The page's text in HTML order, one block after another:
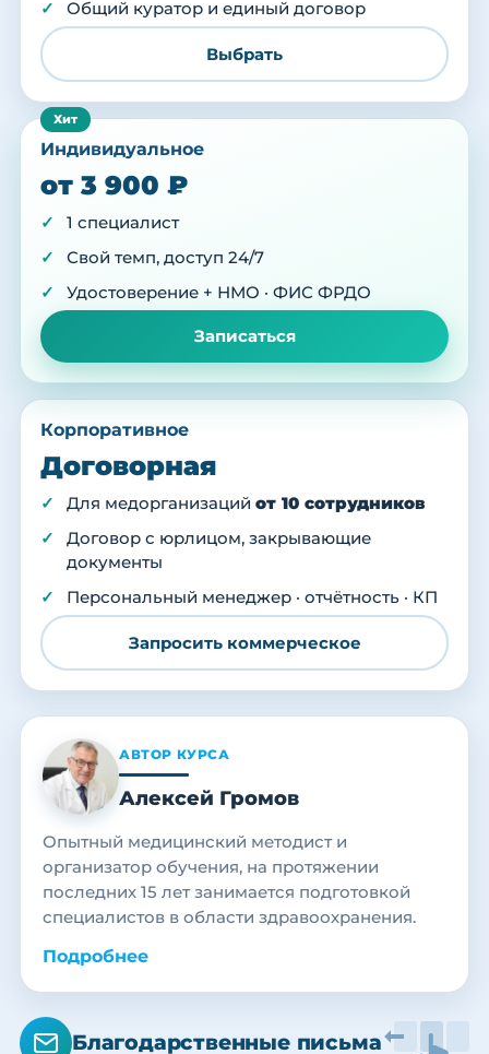
Общий куратор и единый договор
Выбрать
Индивидуальное
от 3 900 ₽
1 специалист
Свой темп, доступ 24/7
Удостоверение + НМО · ФИС ФРДО
Записаться
Корпоративное
Договорная
Для медорганизаций от 10 сотрудников
Договор с юрлицом, закрывающие
документы
Персональный менеджер · отчётность · КП
Запросить коммерческое
АВТОР КУРСА
Алексей Громов
Опытный медицинский методист и
организатор обучения, на протяжении
последних 15 лет занимается подготовкой
специалистов в области здравоохранения.
Подробнее
Благодарственные письма